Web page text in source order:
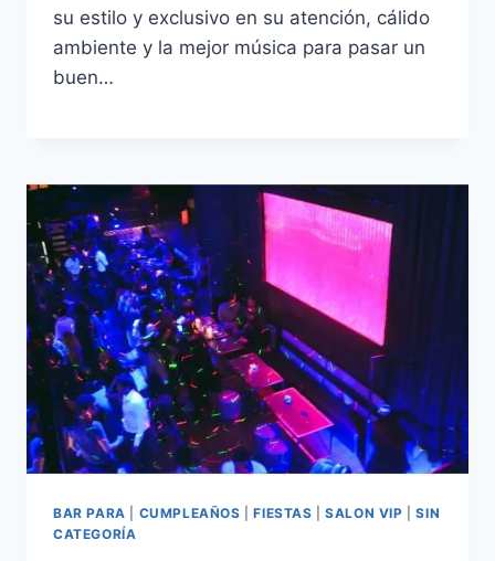
su estilo y exclusivo en su atención, cálido
ambiente y la mejor música para pasar un
buen…
BAR PARA CUMPLEAÑOS |FIESTAS |SALON VIP |SIN
CATEGORÍA